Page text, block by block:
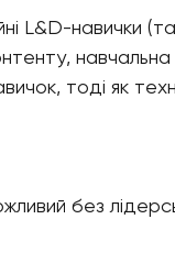
L&D-навички
тоді як
без